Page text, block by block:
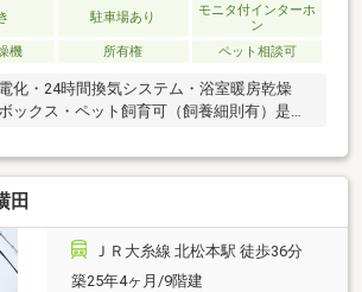
駐車場あり
モニタ付インターホ
ン
機
所有権 ペット相談可
化・24時間換気システム・浴室暖房乾燥
ックス・ペット飼育可（飼養細則有）是非
ださい。
田
ＪＲ大糸線 北松本駅 徒歩36分
築25年4ヶ月/9階建